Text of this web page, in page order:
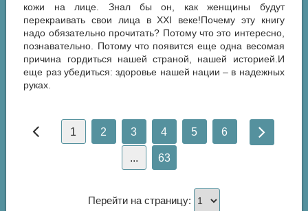
кожи на лице. Знал бы он, как женщины будут
перекраивать свои лица в XXI веке!Почему эту книгу
надо обязательно прочитать? Потому что это интересно,
познавательно. Потому что появится еще одна весомая
причина гордиться нашей страной, нашей историей.И
еще раз убедиться: здоровье нашей нации – в надежных
руках.
1 2 3 4 5 6
... 63
Перейти на страницу: